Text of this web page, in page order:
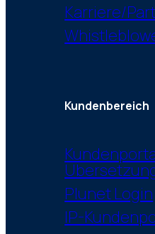
Karriere/
Kundenbereich
Plunet Login
IP-